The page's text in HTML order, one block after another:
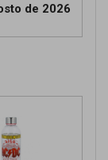
de 2026